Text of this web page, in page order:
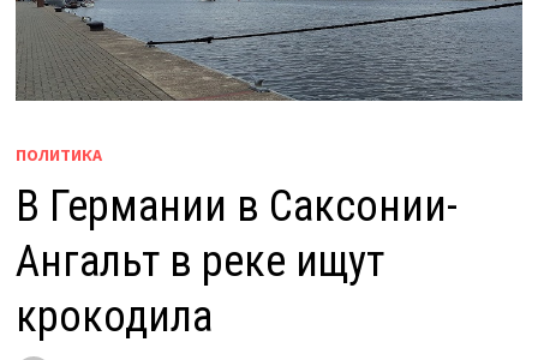
ПОЛИТИКА
В Германии в Саксонии-
Ангальт в реке ищут
крокодила